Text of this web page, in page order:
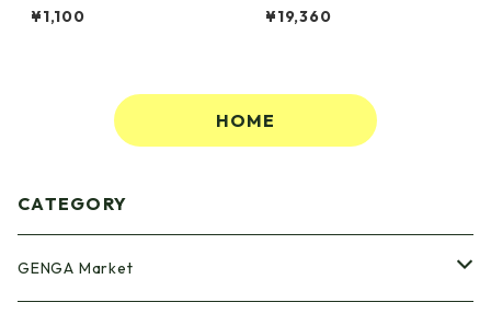
¥1,100
『ふーふー』
¥19,360
HOME
CATEGORY
GENGA Market